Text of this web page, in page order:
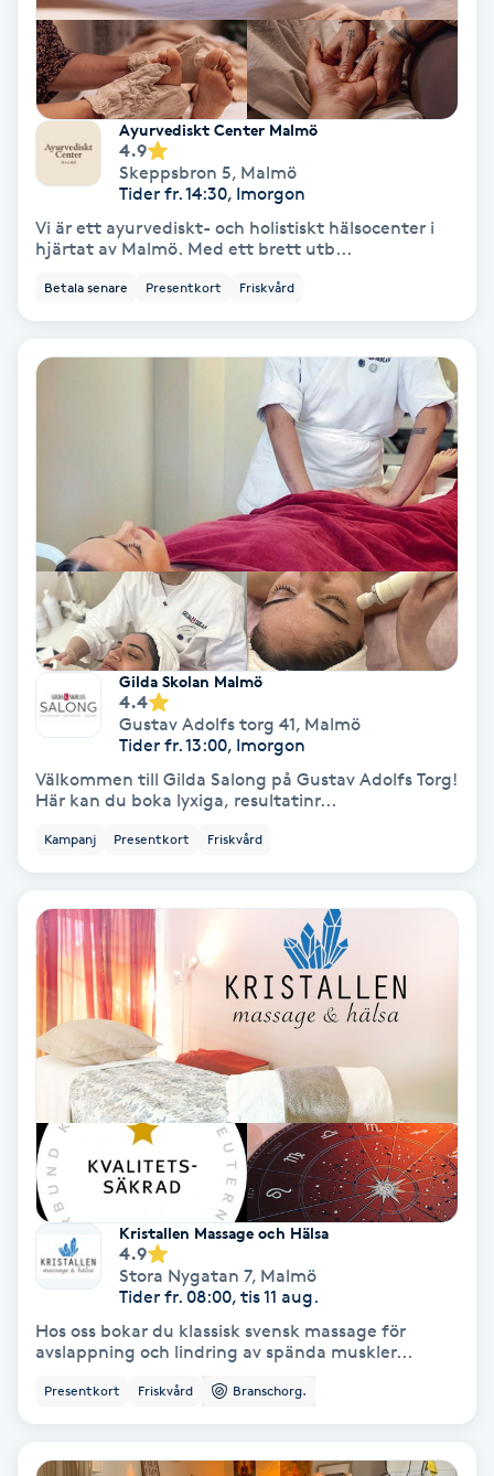
Färgning
Föning
Gel naglar
Gelenaglar
Gellack med förstärkning
Gruppträning
Gua Sha-massage
Hatha Yoga
HIFU
Hollywood Peel
Hot Stone Massage
Hot yoga
Hudföryngring
Huduppstramning
Ayurvediskt Center Malmö
4.9
Skeppsbron 5, Malmö
Tider fr. 14:30, Imorgon
Vi är ett ayurvediskt- och holistiskt hälsocenter i
hjärtat av Malmö. Med ett brett utb...
Betala senare Presentkort Friskvård
Gilda Skolan Malmö
4.4
Gustav Adolfs torg 41, Malmö
Tider fr. 13:00, Imorgon
Välkommen till Gilda Salong på Gustav Adolfs Torg!
Här kan du boka lyxiga, resultatinr...
Kampanj Presentkort Friskvård
Kristallen Massage och Hälsa
4.9
Stora Nygatan 7, Malmö
Tider fr. 08:00, tis 11 aug.
Hos oss bokar du klassisk svensk massage för
avslappning och lindring av spända muskler...
Presentkort Friskvård Branschorg.